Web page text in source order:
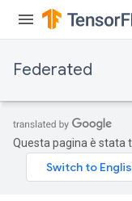
Federated
Questa pagina è stata